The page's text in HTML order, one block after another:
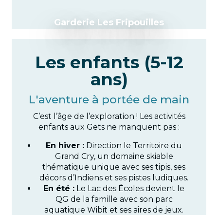
Garderie Les Fripouilles
Les enfants (5-12
ans)
L'aventure à portée de main
C’est l’âge de l’exploration ! Les activités
enfants aux Gets ne manquent pas :
En hiver : Direction le Territoire du
Grand Cry, un domaine skiable
thématique unique avec ses tipis, ses
décors d’Indiens et ses pistes ludiques.
En été : Le Lac des Écoles devient le
QG de la famille avec son parc
aquatique Wibit et ses aires de jeux.